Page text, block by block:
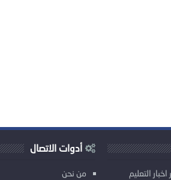
التعليم
أدوات الاتصال
من نحن